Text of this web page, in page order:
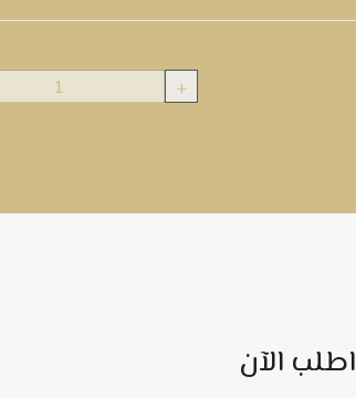
+
اطلب الآن